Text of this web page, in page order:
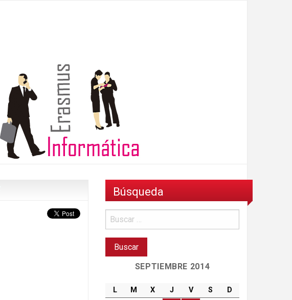
Búsqueda
SEPTIEMBRE 2014
L M X J V S
D